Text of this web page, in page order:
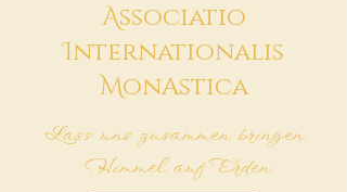
Associatio
Internationalis
MonAstica
Lass uns zusammen bringen
Himmel auf Erden